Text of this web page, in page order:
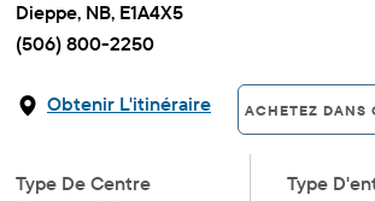
Dieppe, NB, E1A4X5
(506) 800-2250
Obtenir L'itinéraire ACHETEZ DANS
Type De Centre
Type